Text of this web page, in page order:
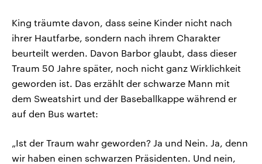
King träumte davon, dass seine Kinder nicht nach
ihrer Hautfarbe, sondern nach ihrem Charakter
beurteilt werden. Davon Barbor glaubt, dass dieser
Traum 50 Jahre später, noch nicht ganz Wirklichkeit
geworden ist. Das erzählt der schwarze Mann mit
dem Sweatshirt und der Baseballkappe während er
auf den Bus wartet:
„Ist der Traum wahr geworden? Ja und Nein. Ja, denn
wir haben einen schwarzen Präsidenten. Und nein,